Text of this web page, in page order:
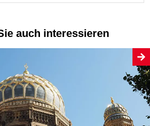
auch interessieren